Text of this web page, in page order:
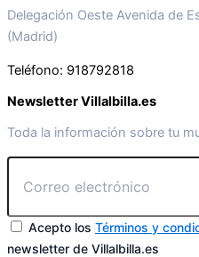
Delegación Oeste Avenida de
(Madrid)
Teléfono: 918792818
Newsletter Villalbilla.es
Toda la información sobre tu
Acepto los Términos y
newsletter de Villalbilla.es